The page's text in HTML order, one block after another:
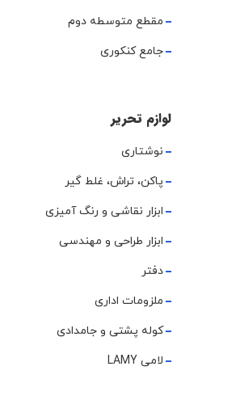
مقطع متوسطه دوم
جامع کنکوری
لوازم تحریر
نوشتاری
پاکن، تراش، غلط گیر
ابزار نقاشی و رنگ آمیزی
ابزار طراحی و مهندسی
دفتر
ملزومات اداری
کوله پشتی و جامدادی
لامی LAMY